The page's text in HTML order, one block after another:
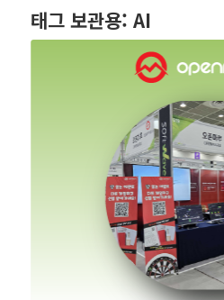
태그 보관용: AI